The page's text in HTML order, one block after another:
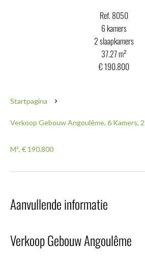
Ref. 8050
6 kamers
2 slaapkamers
37.27 m²
€ 190.800
Startpagina
Verkoop Gebouw Angoulême, 6 Kamers,
M², € 190.800
Aanvullende informatie
Verkoop Gebouw Angoulême